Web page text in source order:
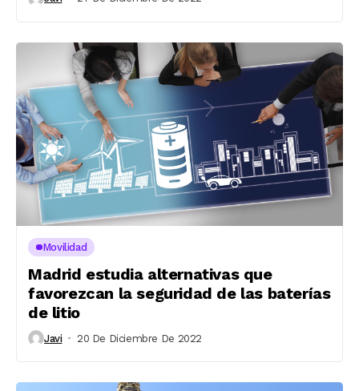
Movilidad
Madrid estudia alternativas que
favorezcan la seguridad de las baterías
de litio
Javi 20 De Diciembre De 2022